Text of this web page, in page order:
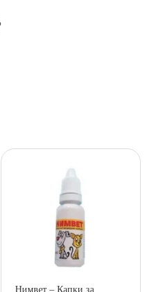
Нимвет – Капки за